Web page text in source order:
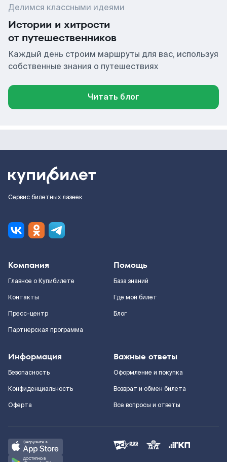
Делимся классными идеями
Истории и хитрости
от путешественников
Каждый день строим маршруты для вас, используя
собственные знания о путешествиях
Читать блог
Сервис билетных лазеек
Компания
Главное о Купибилете
Контакты
Пресс-центр
Партнерская программа
Помощь
База знаний
Где мой билет
Блог
Информация
Безопасность
Конфиденциальность
Оферта
Важные ответы
Оформление и покупка
Возврат и обмен билета
Все вопросы и ответы